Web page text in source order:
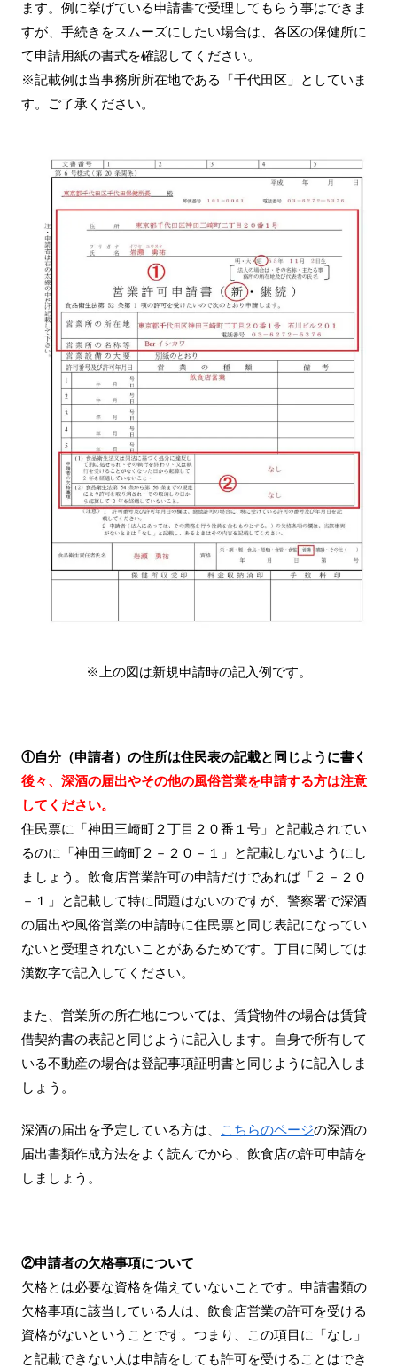
ます。例に挙げている申請書で受理してもらう事はできま
すが、手続きをスムーズにしたい場合は、各区の保健所に
て申請用紙の書式を確認してください。
※記載例は当事務所所在地である「千代田区」としていま
す。ご了承ください。
※上の図は新規申請時の記入例です。
①自分（申請者）の住所は住民表の記載と同じように書く
後々、深酒の届出やその他の風俗営業を申請する方は注意
してください。
住民票に「神田三崎町２丁目２０番１号」と記載されてい
るのに「神田三崎町２－２０－１」と記載しないようにし
ましょう。飲食店営業許可の申請だけであれば「２－２０
－１」と記載して特に問題はないのですが、警察署で深酒
の届出や風俗営業の申請時に住民票と同じ表記になってい
ないと受理されないことがあるためです。丁目に関しては
漢数字で記入してください。
また、営業所の所在地については、賃貸物件の場合は賃貸
借契約書の表記と同じように記入します。自身で所有して
いる不動産の場合は登記事項証明書と同じように記入しま
しょう。
深酒の届出を予定している方は、 こちらのページの深酒の
届出書類作成方法をよく読んでから、飲食店の許可申請を
しましょう。
②申請者の欠格事項について
欠格とは必要な資格を備えていないことです。申請書類の
欠格事項に該当している人は、飲食店営業の許可を受ける
資格がないということです。つまり、この項目に「なし」
と記載できない人は申請をしても許可を受けることはでき